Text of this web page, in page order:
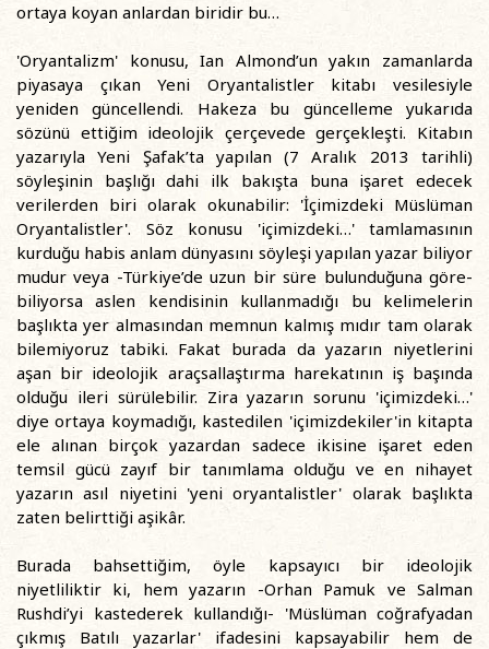
ortaya koyan anlardan biridir bu…
'Oryantalizm' konusu, Ian Almond’un yakın zamanlarda
piyasaya çıkan Yeni Oryantalistler kitabı vesilesiyle
yeniden güncellendi. Hakeza bu güncelleme yukarıda
sözünü ettiğim ideolojik çerçevede gerçekleşti. Kitabın
yazarıyla Yeni Şafak’ta yapılan (7 Aralık 2013 tarihli)
söyleşinin başlığı dahi ilk bakışta buna işaret edecek
verilerden biri olarak okunabilir: 'İçimizdeki Müslüman
Oryantalistler'. Söz konusu 'içimizdeki…' tamlamasının
kurduğu habis anlam dünyasını söyleşi yapılan yazar biliyor
mudur veya -Türkiye’de uzun bir süre bulunduğuna göre-
biliyorsa aslen kendisinin kullanmadığı bu kelimelerin
başlıkta yer almasından memnun kalmış mıdır tam olarak
bilemiyoruz tabiki. Fakat burada da yazarın niyetlerini
aşan bir ideolojik araçsallaştırma harekatının iş başında
olduğu ileri sürülebilir. Zira yazarın sorunu 'içimizdeki…'
diye ortaya koymadığı, kastedilen 'içimizdekiler'in kitapta
ele alınan birçok yazardan sadece ikisine işaret eden
temsil gücü zayıf bir tanımlama olduğu ve en nihayet
yazarın asıl niyetini 'yeni oryantalistler' olarak başlıkta
zaten belirttiği aşikâr.
Burada bahsettiğim, öyle kapsayıcı bir ideolojik
niyetliliktir ki, hem yazarın -Orhan Pamuk ve Salman
Rushdi’yi kastederek kullandığı- 'Müslüman coğrafyadan
çıkmış Batılı yazarlar' ifadesini kapsayabilir hem de